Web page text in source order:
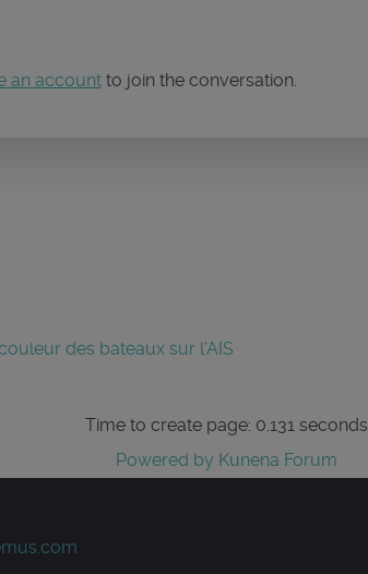
an account to join the conversation.
des bateaux sur l'AIS
Time to create page: 0.131 seconds
Powered by Kunena Forum